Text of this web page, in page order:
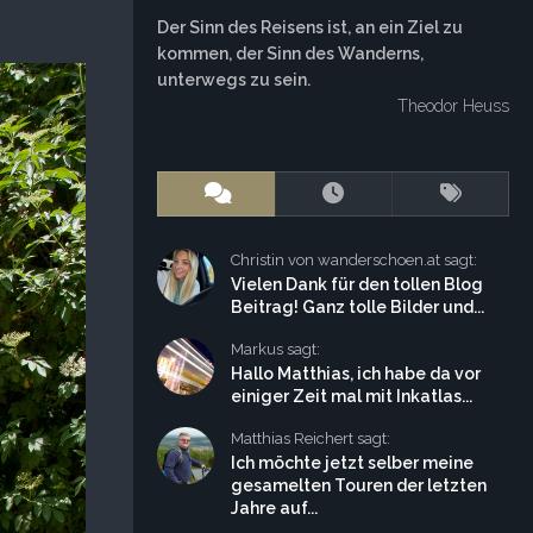
Der Sinn des Reisens ist, an ein Ziel zu
kommen, der Sinn des Wanderns,
unterwegs zu sein.
Theodor Heuss
Christin von wanderschoen.at sagt:
Vielen Dank für den tollen Blog
Beitrag! Ganz tolle Bilder und...
Markus sagt:
Hallo Matthias, ich habe da vor
einiger Zeit mal mit Inkatlas...
Matthias Reichert sagt:
Ich möchte jetzt selber meine
gesamelten Touren der letzten
Jahre auf...